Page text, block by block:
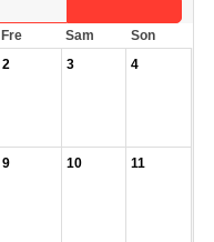
Fre Sam
Son
2 3 4
9 10 11